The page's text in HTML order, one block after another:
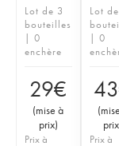
Lot de 3
bouteilles
| 0
enchère
29€
(mise à
prix)
Prix à
Lot
| 0
43
(
prix
Prix à